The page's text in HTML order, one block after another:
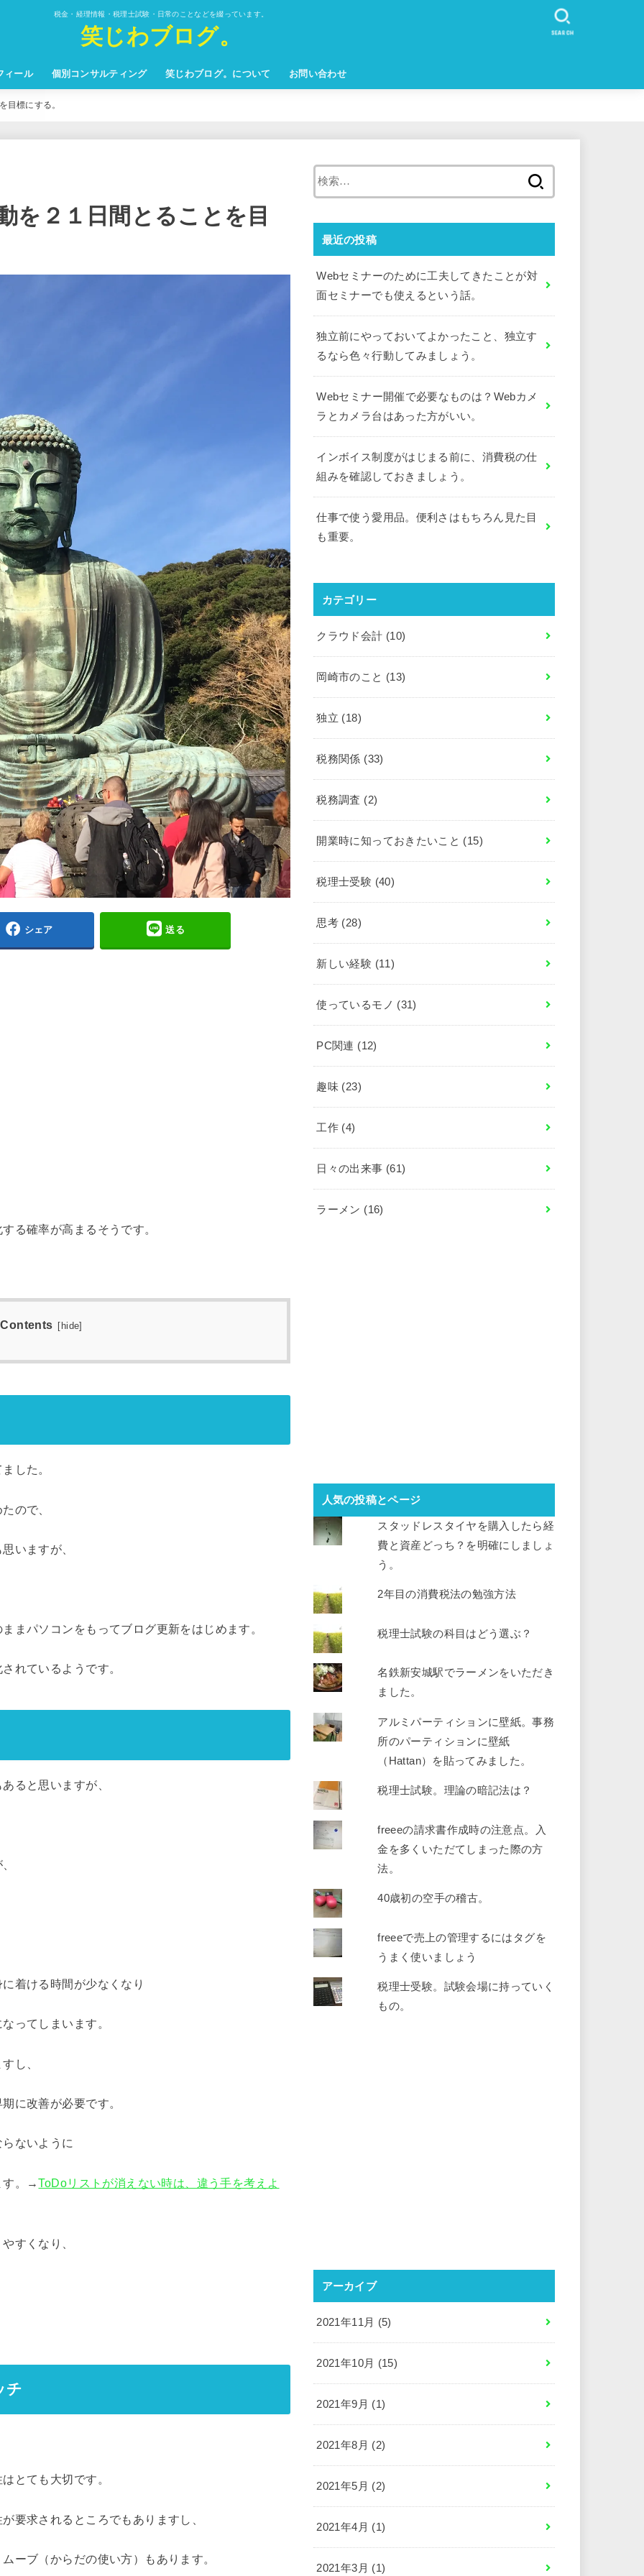
税金・経理情報・税理士試験・日常のことなどを綴っています。
笑じわブログ。
ィール 個別コンサルティング 笑じわブログ。について お問い合わせ
SEARCH
目標にする。
を２１日間とることを目
シェア 送る
る確率が高まるそうです。
Contents hide
した。
ので、
いますが、
まパソコンをもってブログ更新をはじめます。
れているようです。
ると思いますが、
着ける時間が少なくなり
ってしまいます。
し、
に改善が必要です。
ないように
す。→ToDoリストが消えない時は、違う手を考えよ
すくなり、
チ
とても大切です。
要求されるところでもありますし、
ーブ（からだの使い方）もあります。
最近の投稿
Webセミナーのために工夫してきたことが対
面セミナーでも使えるという話。
独立前にやっておいてよかったこと、独立す
るなら色々行動してみましょう。
Webセミナー開催で必要なものは？Webカメ
ラとカメラ台はあった方がいい。
インボイス制度がはじまる前に、消費税の仕
組みを確認しておきましょう。
仕事で使う愛用品。便利さはもちろん見た目
も重要。
カテゴリー
クラウド会計 (10)
岡崎市のこと (13)
独立 (18)
税務関係 (33)
税務調査 (2)
開業時に知っておきたいこと (15)
税理士受験 (40)
思考 (28)
新しい経験 (11)
使っているモノ (31)
PC関連 (12)
趣味 (23)
工作 (4)
日々の出来事 (61)
ラーメン (16)
人気の投稿とページ
スタッドレスタイヤを購入したら経
費と資産どっち？を明確にしましょ
う。
2年目の消費税法の勉強方法
税理士試験の科目はどう選ぶ？
名鉄新安城駅でラーメンをいただき
ました。
アルミパーティションに壁紙。事務
所のパーティションに壁紙
（Hattan）を貼ってみました。
税理士試験。理論の暗記法は？
freeeの請求書作成時の注意点。入
金を多くいただてしまった際の方
法。
40歳初の空手の稽古。
freeeで売上の管理するにはタグを
うまく使いましょう
税理士受験。試験会場に持っていく
もの。
アーカイブ
2021年11月 (5)
2021年10月 (15)
2021年9月 (1)
2021年8月 (2)
2021年5月 (2)
2021年4月 (1)
2021年3月 (1)